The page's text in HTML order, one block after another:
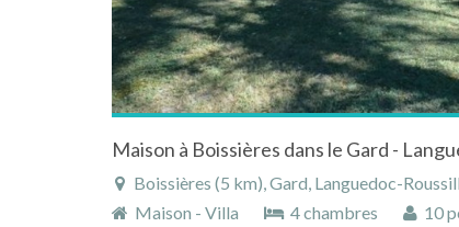
Boissières (5 km), Gard, Languedoc-
Maison - Villa
4 chambres 10